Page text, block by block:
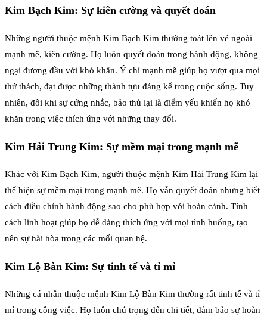
Kim Bạch Kim: Sự kiên cường và quyết đoán
Những người thuộc mệnh Kim Bạch Kim thường toát lên vẻ ngoài
mạnh mẽ, kiên cường. Họ luôn quyết đoán trong hành động, không
ngại đương đầu với khó khăn. Ý chí mạnh mẽ giúp họ vượt qua mọi
thử thách, đạt được những thành tựu đáng kể trong cuộc sống. Tuy
nhiên, đôi khi sự cứng nhắc, bảo thủ lại là điểm yếu khiến họ khó
khăn trong việc thích ứng với những thay đổi.
Kim Hải Trung Kim: Sự mềm mại trong mạnh mẽ
Khác với Kim Bạch Kim, người thuộc mệnh Kim Hải Trung Kim lại
thể hiện sự mềm mại trong mạnh mẽ. Họ vẫn quyết đoán nhưng biết
cách điều chỉnh hành động sao cho phù hợp với hoàn cảnh. Tính
cách linh hoạt giúp họ dễ dàng thích ứng với mọi tình huống, tạo
nên sự hài hòa trong các mối quan hệ.
Kim Lộ Bàn Kim: Sự tinh tế và tỉ mỉ
Những cá nhân thuộc mệnh Kim Lộ Bàn Kim thường rất tinh tế và tỉ
mỉ trong công việc. Họ luôn chú trọng đến chi tiết, đảm bảo sự hoàn